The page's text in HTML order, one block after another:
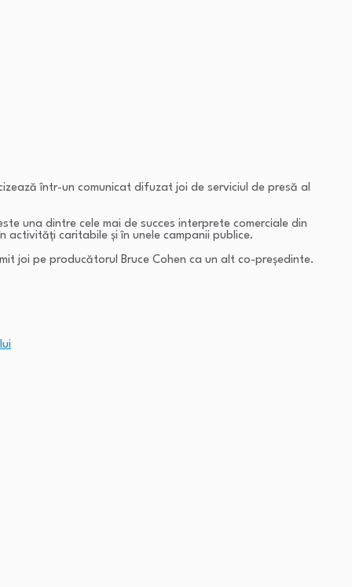
într-un comunicat difuzat joi de serviciul de presă al
una dintre cele mai de succes interprete comerciale din
caritabile și în unele campanii publice.
joi pe producătorul Bruce Cohen ca un alt co-președinte.